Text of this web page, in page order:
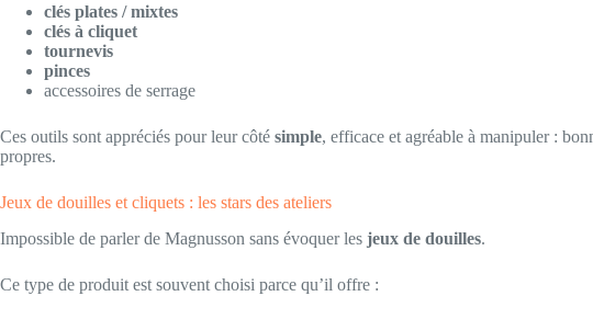
clés plates / mixtes
clés à cliquet
tournevis
pinces
accessoires de serrage
Ces outils sont appréciés pour leur côté simple, efficace et agréable à manipuler :
propres.
Jeux de douilles et cliquets : les stars des ateliers
Impossible de parler de Magnusson sans évoquer les jeux de douilles.
Ce type de produit est souvent choisi parce qu’il offre :